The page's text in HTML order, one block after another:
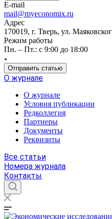
E-mail
mail@myeconomix.ru
Адрес
170019, г. Тверь, ул.
Режим работы
Пн. – Пт.: с 9:00 до 18:00
Отправить статью
О журнале
О журнале
Условия публикации
Редколлегия
Партнеры
Документы
Реквизиты
Все статьи
Номера журнала
Контакты